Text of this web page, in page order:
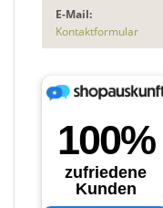
E-Mail:
Kontaktformular